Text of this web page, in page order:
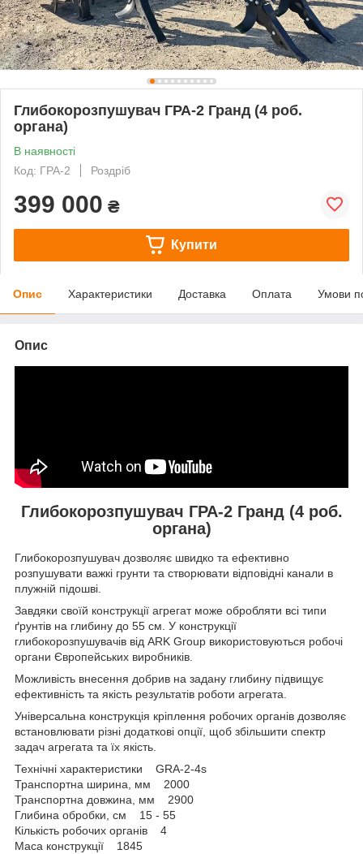
Глибокорозпушувач ГРА-2 Гранд (4 роб.
органа)
В наявності
Код: ГРА-2
Роздріб
399 000 ₴
Купити
Опис Характеристики Доставка Оплата Умови
Опис
Глибокорозпушувач ГРА-2 Гранд (4 роб.
органа)
Глибокорозпушувач дозволяє швидко та ефективно
розпушувати важкі грунти та створювати відповідні канали в
плужній підошві.
Завдяки своїй конструкції агрегат може обробляти всі типи
ґрунтів на глибину до 55 см. У конструкції
глибокорозпушувачів від ARK Group використовуються робочі
органи Європейських виробників.
Можливість внесення добрив на задану глибину підвищує
ефективність та якість результатів роботи агрегата.
Універсальна конструкція кріплення робочих органів дозволяє
встановлювати різні додаткові опції, щоб збільшити спектр
задач агрегата та їх якість.
Технічні характеристики GRA-2-4s
Транспортна ширина, мм 2000
Транспортна довжина, мм 2900
Глибина обробки, см 15 - 55
Кількість робочих органів 4
Маса конструкції 1845